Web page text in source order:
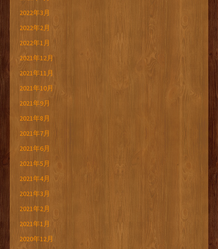
2022年3月
2022年2月
2022年1月
2021年12月
2021年11月
2021年10月
2021年9月
2021年8月
2021年7月
2021年6月
2021年5月
2021年4月
2021年3月
2021年2月
2021年1月
2020年12月